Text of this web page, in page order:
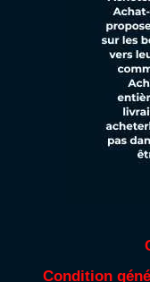
Condition